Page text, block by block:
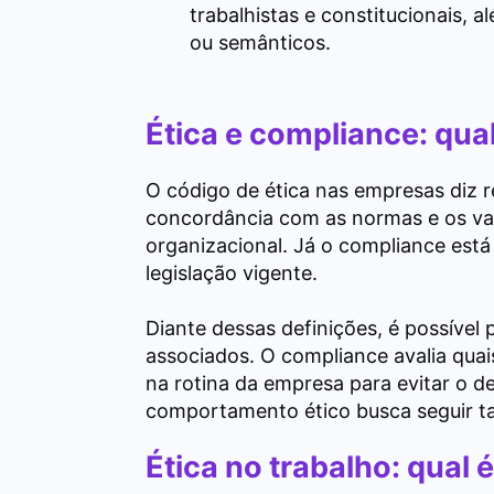
trabalhistas e constitucionais,
ou semânticos.
Ética e compliance:
O código de ética nas empresas diz
concordância com as normas e os
organizacional. Já o compliance
legislação vigente.
Diante dessas definições, é possível
associados. O compliance avalia
na rotina da empresa para evitar o
comportamento ético busca seguir
Ética no trabalho: qual